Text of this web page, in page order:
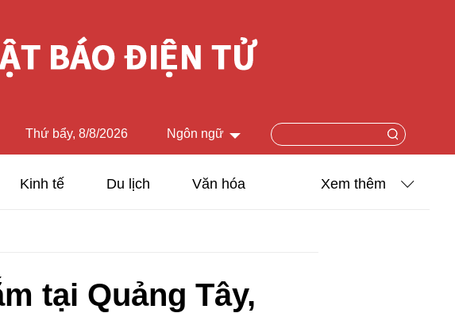
Ngôn ngữ
Español
Thứ bẩy, 8/8/2026
Kinh tế Du lịch Văn hóa Xem thêm
tại Quảng Tây,